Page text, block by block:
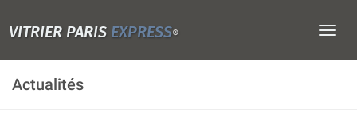
VITRIER PARIS EXPRESS®
Actualités